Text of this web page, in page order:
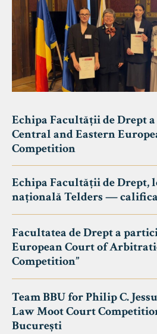
Echipa Facultății de Drept
Central and Eastern
Competition
Echipa Facultății de Drept,
națională Telders —
Facultatea de Drept a
European Court of
Competition”
Team BBU for Philip C.
Law Moot Court
București